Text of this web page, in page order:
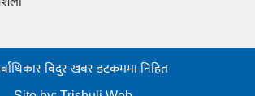
विदुर खबर डटकममा निहित